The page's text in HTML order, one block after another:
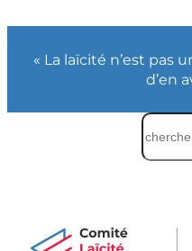
« La laïcité n’est pas
d’en